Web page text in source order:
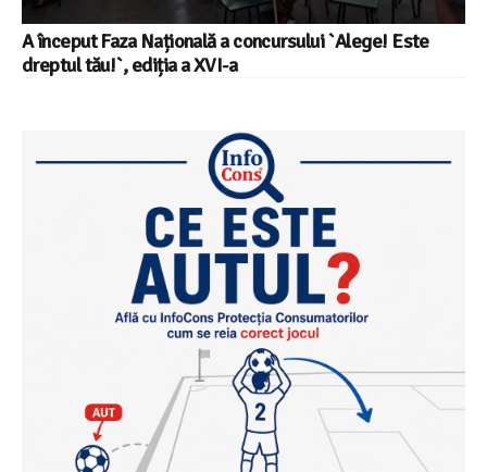
A început Faza Națională a concursului `Alege! Este
dreptul tău!`, ediția a XVI-a